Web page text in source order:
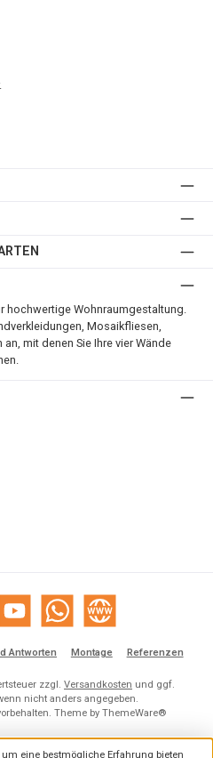
hochwertige Wohnraumgestaltung.
Mosaikfliesen,
mit denen Sie Ihre vier Wände
YouTube WhatsApp Website
Antworten Montage Referenzen
zzgl. Versandkosten und ggf.
nicht anders angegeben.
Theme by ThemeWare®
um eine bestmögliche Erfahrung bieten